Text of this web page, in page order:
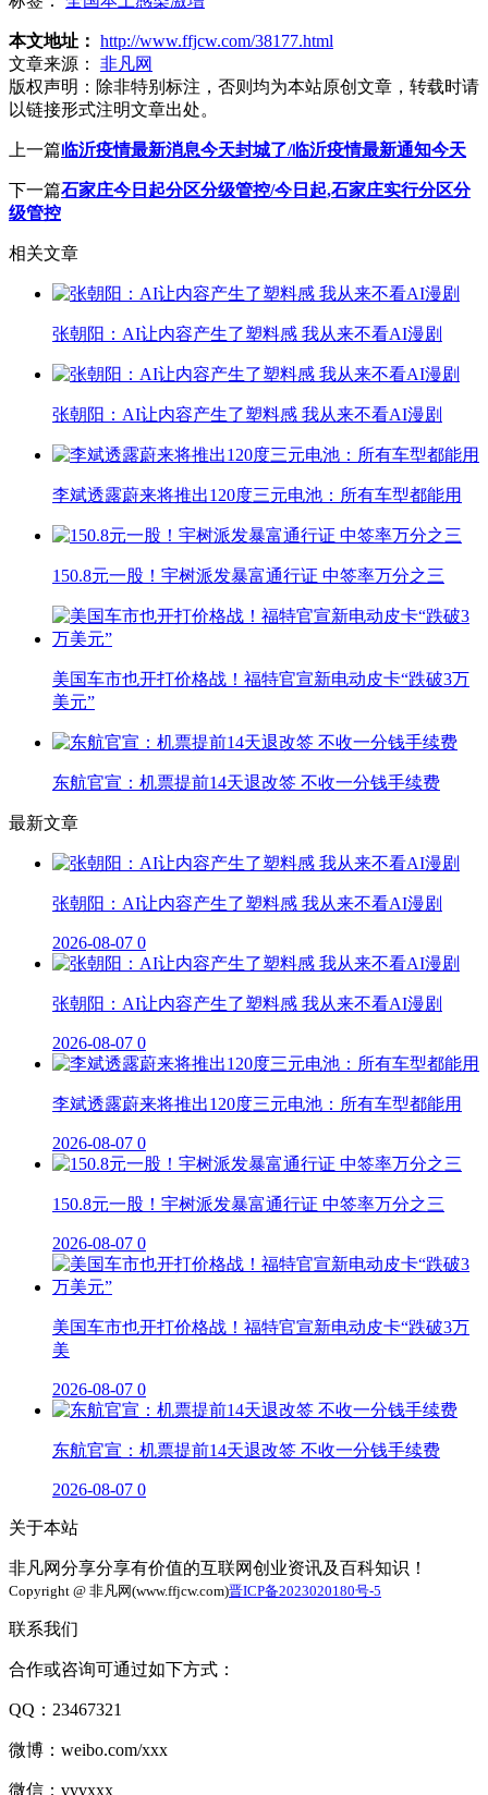
本文地址： http://www.ffjcw.com/38177.html
文章来源：
非凡网
版权声明： 除非特别标注，否则均为本站原创文章，转载时请
以链接形式注明文章出处。
上一篇临沂疫情最新消息今天封城了/临沂疫情最新通知今天
下一篇石家庄今日起分区分级管控/今日起,石家庄实行分区分
级管控
相关文章
张朝阳：AI让内容产生了塑料感 我从来不看AI漫剧
张朝阳：AI让内容产生了塑料感 我从来不看AI漫剧
李斌透露蔚来将推出120度三元电池：所有车型都能用
150.8元一股！宇树派发暴富通行证 中签率万分之三
美国车市也开打价格战！福特官宣新电动皮卡“跌破3万
美元”
东航官宣：机票提前14天退改签 不收一分钱手续费
最新文章
张朝阳：AI让内容产生了塑料感 我从来不看AI漫剧
2026-08-07 0
张朝阳：AI让内容产生了塑料感 我从来不看AI漫剧
2026-08-07 0
李斌透露蔚来将推出120度三元电池：所有车型都能用
2026-08-07 0
150.8元一股！宇树派发暴富通行证 中签率万分之三
2026-08-07 0
美国车市也开打价格战！福特官宣新电动皮卡“跌破3万
美
2026-08-07 0
东航官宣：机票提前14天退改签 不收一分钱手续费
2026-08-07 0
关于本站
非凡网分享分享有价值的互联网创业资讯及百科知识！
Copyright @ 非凡网(www.ffjcw.com)晋ICP备2023020180号-5
联系我们
合作或咨询可通过如下方式：
QQ：23467321
微博：weibo.com/xxx
微信：vvvxxx